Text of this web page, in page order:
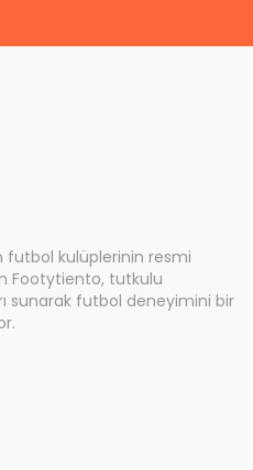
futbol kulüplerinin resmi
Footytiento, tutkulu
sunarak futbol deneyimini bir